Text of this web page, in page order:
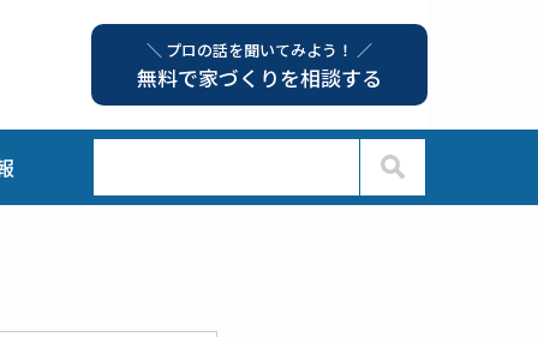
＼ プロの話を聞いてみよう！ ／
無料で家づくりを相談する